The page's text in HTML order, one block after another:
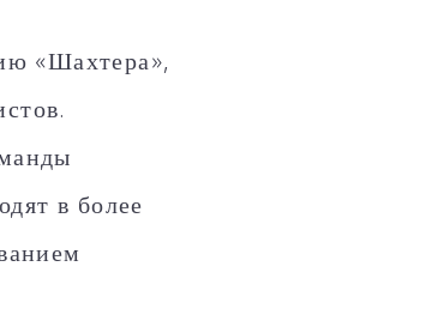
«Шахтера»,
в более